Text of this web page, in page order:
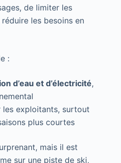
de limiter les
les besoins en
:
d’eau et d’électricité,
exploitants, surtout
plus courtes
mais il est
sur une piste de ski,